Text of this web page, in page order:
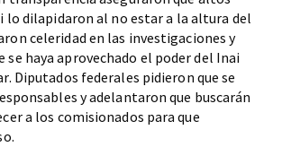
lo dilapidaron al no estar a la altura del
celeridad en las investigaciones y
se haya aprovechado el poder del Inai
Diputados federales pidieron que se
y adelantaron que buscarán
a los comisionados para que